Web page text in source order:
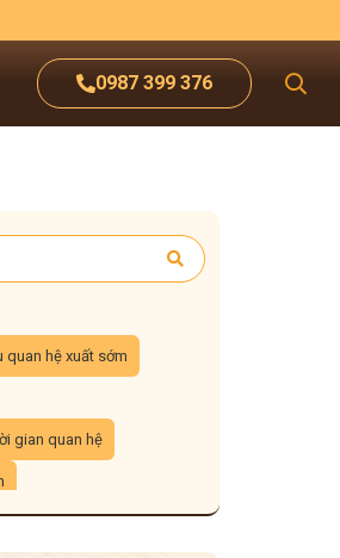
0987 399 376
quan hệ xuất sớm
gian quan hệ